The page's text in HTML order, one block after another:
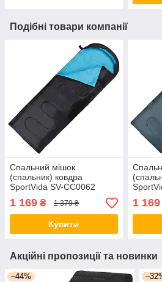
Подібні товари компанії
Спальний мішок
(спальник) ковдра
SportVida SV-CC0062
+2...+ 21 °C R Black/Sky
Blue orig1691
1 169 ₴ 1 379 ₴
Купити
+2...+
Green/
1 169
Акційні пропозиції та новинки
–44%